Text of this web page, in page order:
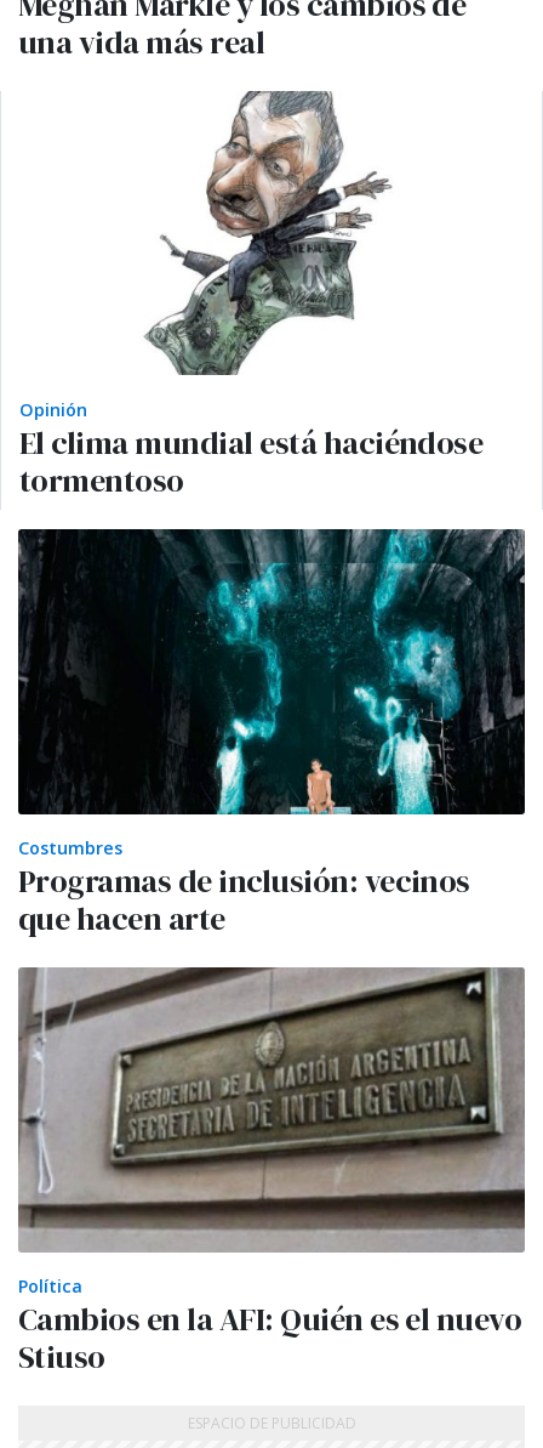
una vida más real
Opinión
El clima mundial está haciéndose
tormentoso
Costumbres
Programas de inclusión: vecinos
que hacen arte
Política
Cambios en la AFI: Quién es el nuevo
Stiuso